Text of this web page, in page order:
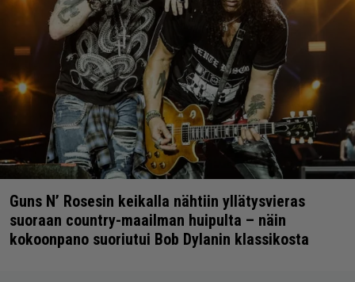
Guns N’ Rosesin keikalla nähtiin yllätysvieras
suoraan country-maailman huipulta – näin
kokoonpano suoriutui Bob Dylanin klassikosta